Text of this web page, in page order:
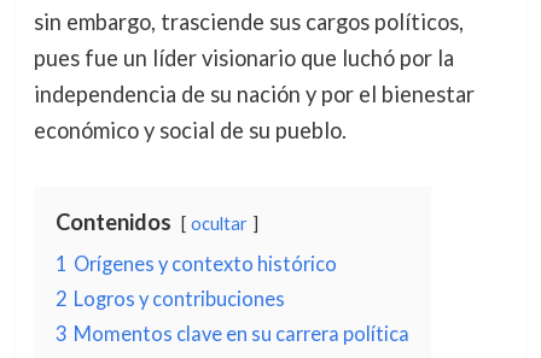
sin embargo, trasciende sus cargos políticos,
pues fue un líder visionario que luchó por la
independencia de su nación y por el bienestar
económico y social de su pueblo.
Contenidos ocultar
1 Orígenes y contexto histórico
2 Logros y contribuciones
3 Momentos clave en su carrera política